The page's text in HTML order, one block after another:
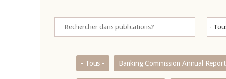
- Tous - Banking Commission Annual Report